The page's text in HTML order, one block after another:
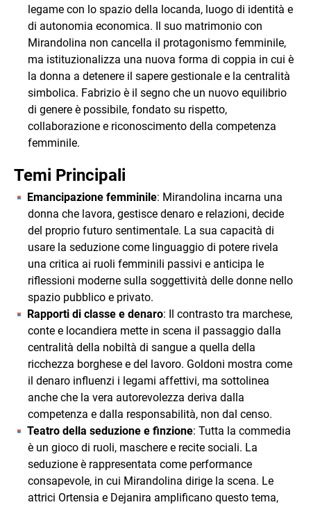
legame con lo spazio della locanda, luogo di identità e
di autonomia economica. Il suo matrimonio con
Mirandolina non cancella il protagonismo femminile,
ma istituzionalizza una nuova forma di coppia in cui è
la donna a detenere il sapere gestionale e la centralità
simbolica. Fabrizio è il segno che un nuovo equilibrio
di genere è possibile, fondato su rispetto,
collaborazione e riconoscimento della competenza
femminile.
Temi Principali
Emancipazione femminile: Mirandolina incarna una
donna che lavora, gestisce denaro e relazioni, decide
del proprio futuro sentimentale. La sua capacità di
usare la seduzione come linguaggio di potere rivela
una critica ai ruoli femminili passivi e anticipa le
riflessioni moderne sulla soggettività delle donne nello
spazio pubblico e privato.
Rapporti di classe e denaro: Il contrasto tra marchese,
conte e locandiera mette in scena il passaggio dalla
centralità della nobiltà di sangue a quella della
ricchezza borghese e del lavoro. Goldoni mostra come
il denaro influenzi i legami affettivi, ma sottolinea
anche che la vera autorevolezza deriva dalla
competenza e dalla responsabilità, non dal censo.
Teatro della seduzione e finzione: Tutta la commedia
è un gioco di ruoli, maschere e recite sociali. La
seduzione è rappresentata come performance
consapevole, in cui Mirandolina dirige la scena. Le
attrici Ortensia e Dejanira amplificano questo tema,